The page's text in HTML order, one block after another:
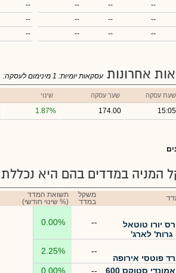
--
--
--
--
--
--
--
--
--
--
--
--
אחרונות עסקאות יומיות: 1 מינימום לעסקה:
שעת עסקה שער עסקה שינוי
15:05
174.00
1.87%
המניה במדדים בהם היא נכללת
משקל
במדד
תשואת המדד
(% שינוי חודשי)
יורו טוטאל
לארג'
--
0.00%
פוטסי אירופה
--
2.25%
אמונדי סטוקס 600 --
0.00%